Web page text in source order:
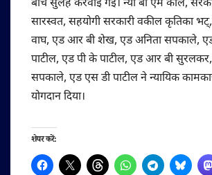
बीच सुलह करवाई गई। न्या बी एम काले,
सारस्वत, सहयोगी सरकारी वकील कृतिका
वाघ, एड आर बी शेख, एड अनिता सपकाले,
पाटील, एड पी के पाटील, एड आर बी
सपकाले, एड एस डी पाटील ने न्यायिक
योगदान दिया।
शेयर करें: